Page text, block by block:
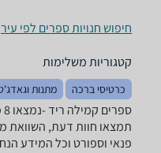
חיפוש חנויות ספרים לפי עיר
קטגוריות משלימות
כרטיסי ברכה מתנות
תמצאו חוות דעת, השוואת
פנאי וספורט וכל המידע